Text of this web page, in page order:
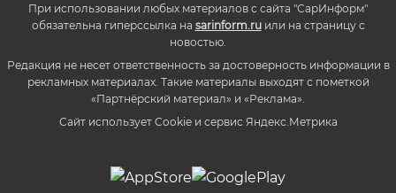
При использовании любых материалов с сайта "СарИнформ"
обязательна гиперссылка на sarinform.ruили на страницу с
новостью.
Редакция не несет ответственность за достоверность информации в
рекламных материалах. Такие материалы выходят с пометкой
«Партнёрский материал» и «Реклама».
Сайт использует Cookie и сервиc Яндекс.Метрика